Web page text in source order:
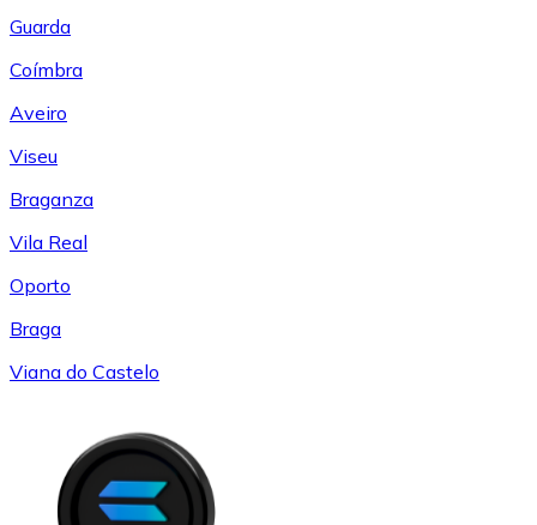
Guarda
Coímbra
Aveiro
Viseu
Braganza
Vila Real
Oporto
Braga
Viana do Castelo